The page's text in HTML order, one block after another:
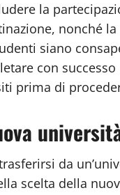
la
nonché
siano
con
prima di
da
scelta della